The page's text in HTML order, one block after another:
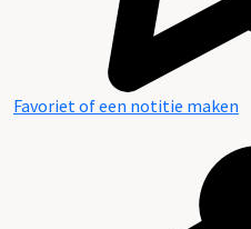
Favoriet of een notitie maken